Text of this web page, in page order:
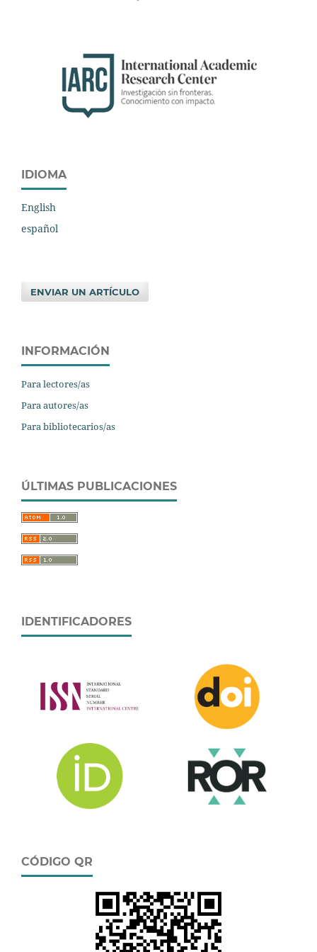
IDIOMA
English
español
ENVIAR UN ARTÍCULO
INFORMACIÓN
Para lectores/as
Para autores/as
Para bibliotecarios/as
ÚLTIMAS PUBLICACIONES
IDENTIFICADORES
CÓDIGO QR